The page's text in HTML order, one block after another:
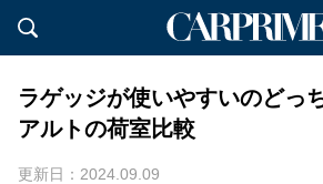
ラゲッジが使いやすいのどっ
アルトの荷室比較
更新日：2024.09.09